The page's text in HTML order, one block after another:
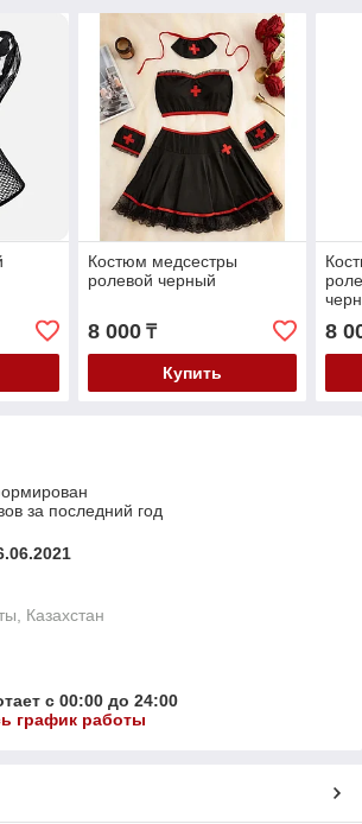
Костюм медсестры
ролевой черный
8 000₸
Купить
8
за последний год
Казахстан
с 00:00 до 24:00
график работы